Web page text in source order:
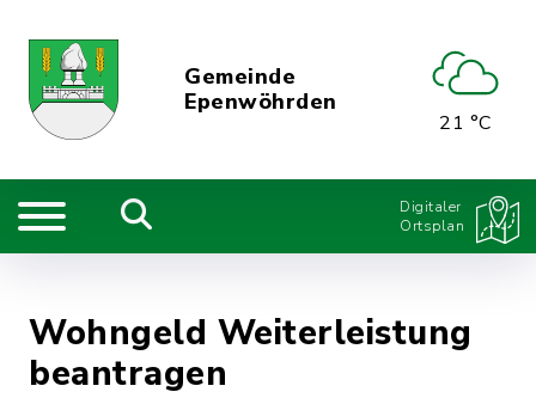
Gemeinde
Epenwöhrden
21 °C
Digitaler
Ortsplan
Wohngeld Weiterleistung
beantragen